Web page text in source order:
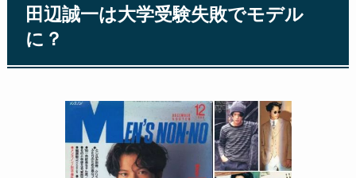
田辺誠一は大学受験失敗でモデル
に？